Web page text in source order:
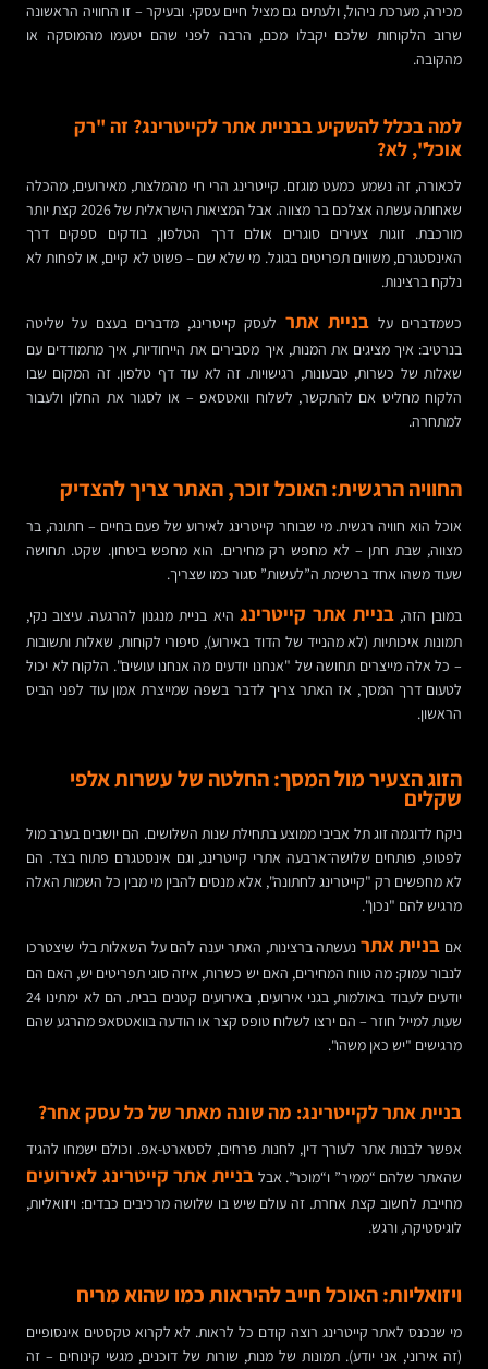
מכירה, מערכת ניהול, ולעתים גם מציל חיים עסקי. ובעיקר – זו החוויה הראשונה
שרוב הלקוחות שלכם יקבלו מכם, הרבה לפני שהם יטעמו מהמוסקה או
מהקובה.
למה בכלל להשקיע בבניית אתר לקייטרינג? זה "רק
אוכל", לא?
לכאורה, זה נשמע כמעט מוגזם. קייטרינג הרי חי מהמלצות, מאירועים, מהכלה
שאחותה עשתה אצלכם בר מצווה. אבל המציאות הישראלית של 2026 קצת יותר
מורכבת. זוגות צעירים סוגרים אולם דרך הטלפון, בודקים ספקים דרך
האינסטגרם, משווים תפריטים בגוגל. מי שלא שם – פשוט לא קיים, או לפחות לא
נלקח ברצינות.
כשמדברים על בניית אתר לעסק קייטרינג, מדברים בעצם על שליטה
בנרטיב: איך מציגים את המנות, איך מסבירים את הייחודיות, איך מתמודדים עם
שאלות של כשרות, טבעונות, רגישויות. זה לא עוד דף טלפון. זה המקום שבו
הלקוח מחליט אם להתקשר, לשלוח וואטסאפ – או לסגור את החלון ולעבור
למתחרה.
החוויה הרגשית: האוכל זוכר, האתר צריך להצדיק
אוכל הוא חוויה רגשית. מי שבוחר קייטרינג לאירוע של פעם בחיים – חתונה, בר
מצווה, שבת חתן – לא מחפש רק מחירים. הוא מחפש ביטחון. שקט. תחושה
שעוד משהו אחד ברשימת ה”לעשות” סגור כמו שצריך.
במובן הזה,בניית אתר קייטרינג היא בניית מנגנון להרגעה. עיצוב נקי,
תמונות איכותיות (לא מהנייד של הדוד באירוע), סיפורי לקוחות, שאלות ותשובות
– כל אלה מייצרים תחושה של "אנחנו יודעים מה אנחנו עושים". הלקוח לא יכול
לטעום דרך המסך, אז האתר צריך לדבר בשפה שמייצרת אמון עוד לפני הביס
הראשון.
הזוג הצעיר מול המסך: החלטה של עשרות אלפי
שקלים
ניקח לדוגמה זוג תל אביבי ממוצע בתחילת שנות השלושים. הם יושבים בערב מול
לפטופ, פותחים שלושה־ארבעה אתרי קייטרינג, וגם אינסטגרם פתוח בצד. הם
לא מחפשים רק "קייטרינג לחתונה", אלא מנסים להבין מי מבין כל השמות האלה
מרגיש להם "נכון".
אם בניית אתר נעשתה ברצינות, האתר יענה להם על השאלות בלי שיצטרכו
לנבור עמוק: מה טווח המחירים, האם יש כשרות, איזה סוגי תפריטים יש, האם הם
יודעים לעבוד באולמות, בגני אירועים, באירועים קטנים בבית. הם לא ימתינו 24
שעות למייל חוזר – הם ירצו לשלוח טופס קצר או הודעה בוואטסאפ מהרגע שהם
מרגישים "יש כאן משהו".
בניית אתר לקייטרינג: מה שונה מאתר של כל עסק אחר?
אפשר לבנות אתר לעורך דין, לחנות פרחים, לסטארט-אפ. וכולם ישמחו להגיד
שהאתר שלהם “ממיר” ו“מוכר”. אבלבניית אתר קייטרינג לאירועים
מחייבת לחשוב קצת אחרת. זה עולם שיש בו שלושה מרכיבים כבדים: ויזואליות,
לוגיסטיקה, ורגש.
ויזואליות: האוכל חייב להיראות כמו שהוא מריח
מי שנכנס לאתר קייטרינג רוצה קודם כל לראות. לא לקרוא טקסטים אינסופיים
(זה אירוני, אני יודע). תמונות של מנות, שורות של דוכנים, מגשי קינוחים – זה